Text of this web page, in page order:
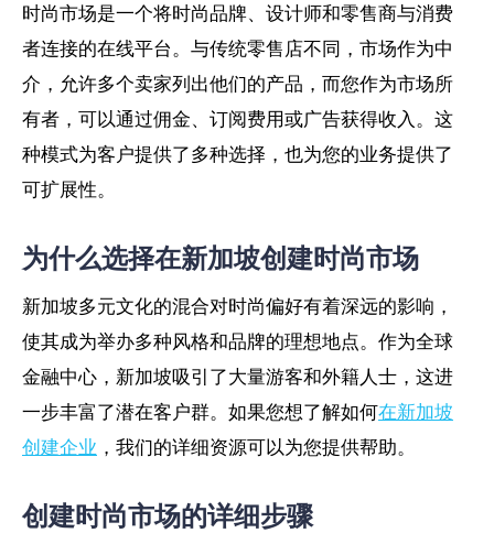
时尚市场是一个将时尚品牌、设计师和零售商与消费
者连接的在线平台。与传统零售店不同，市场作为中
介，允许多个卖家列出他们的产品，而您作为市场所
有者，可以通过佣金、订阅费用或广告获得收入。这
种模式为客户提供了多种选择，也为您的业务提供了
可扩展性。
为什么选择在新加坡创建时尚市场
新加坡多元文化的混合对时尚偏好有着深远的影响，
使其成为举办多种风格和品牌的理想地点。作为全球
金融中心，新加坡吸引了大量游客和外籍人士，这进
一步丰富了潜在客户群。如果您想了解如何在新加坡
创建企业 ，我们的详细资源可以为您提供帮助。
创建时尚市场的详细步骤